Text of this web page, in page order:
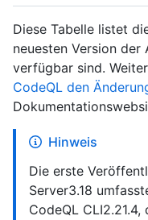
Diese Tabelle listet
neuesten Version der
verfügbar sind.
CodeQL den
Hinweis
Die erste
Server3.18
CodeQL